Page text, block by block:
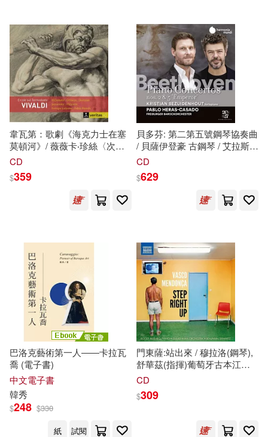
墨刻編輯部(28) 黃詩茹(28)
上海博物館(27) 王經勝(27)
馬克．吐溫(27)
（英）威廉·莎士比亞(27)
（愛爾蘭）薩繆爾·貝克特(26)
EVIL LINE RECORDS(25)
FunHouse師資團隊(25)
百瀬祐一郎(25)
(美)馬克·吐溫(24)
華東師範大學出版社(244)
アルマビアンカ(239)
清華大學出版社(237)
崧燁文化(231) BIS(226)
商周出版(225) 麥田(220)
ECM(209)
復旦大學出版社(206)
上海三聯書店(205)
ライセンスエージェント(201)
中國計量出版社(200)
韋瓦第：歌劇《海克力士在塞
莫頓河》/ 薇薇卡‧珍絲〈次女
高音〉狄杜娜朵〈次女高音〉
高音〉費亞松〈男高音〉巴索
〈女低音〉雅洛斯基〈假聲男
高音〉列赫提普烏〈男高音〉
大利博爾戈聖洛倫佐聖塞西
(Vivaldi Ercole sul Termodonte
/ Fabio Biondi, Joyce DiDonato,
Vivica Genaux, Diana Damrau,
Philippe Jaroussky, Rolando
Villazón (2CD))
CD
$359
貝多芬: 第二第五號鋼琴協奏曲
/ 貝薩伊登豪 古鋼琴 / 艾拉斯-
卡薩多 指揮 / 佛萊堡巴洛克管
Concertos Nos. 2 & 5 / Kristian
CD
$629
巴洛克藝術第一人――卡拉瓦
喬 (電子書)
中文電子書
韓秀
$248 $330
紙
試閱
門東薩:站出來 / 穆拉洛(鋼琴),
舒華茲(指揮)葡萄牙古本江管
絃樂團 (CD)(Mendonca: Step
CD
$309